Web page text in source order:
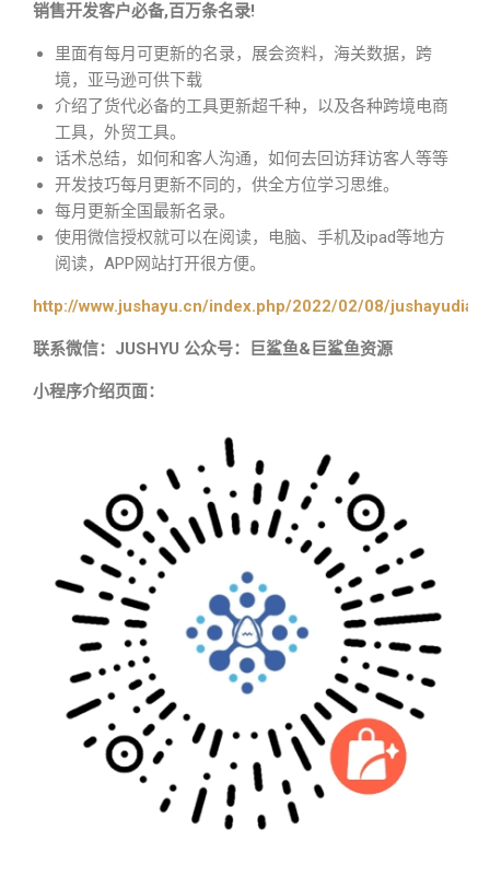
销售开发客户必备,百万条名录!
里面有每月可更新的名录，展会资料，海关数据，跨
境，亚马逊可供下载
介绍了货代必备的工具更新超千种，以及各种跨境电商
工具，外贸工具。
话术总结，如何和客人沟通，如何去回访拜访客人等等
开发技巧每月更新不同的，供全方位学习思维。
每月更新全国最新名录。
使用微信授权就可以在阅读，电脑、手机及ipad等地方
阅读，APP网站打开很方便。
http://www.jushayu.cn/index.php/2022/02/08/
联系微信：JUSHYU 公众号：巨鲨鱼&巨鲨鱼资源
小程序介绍页面：